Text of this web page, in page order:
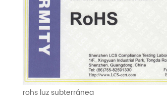
rohs luz subterránea